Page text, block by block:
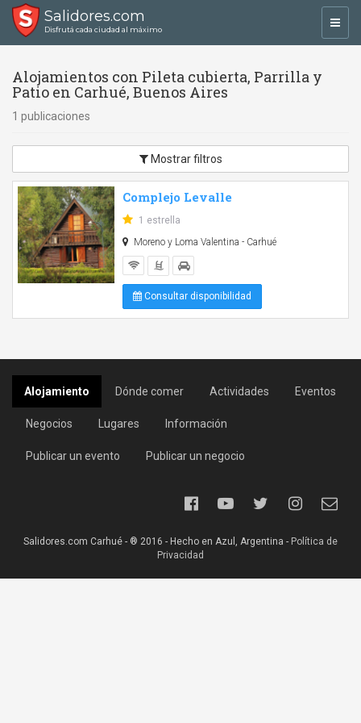
Salidores.com
Disfrutá cada ciudad al máximo
Alojamientos con Pileta cubierta, Parrilla y
Patio en Carhué, Buenos Aires
1 publicaciones
Mostrar filtros
Complejo Levalle
1 estrella
Moreno y Loma Valentina - Carhué
Consultar disponibilidad
Alojamiento Dónde comer Actividades Eventos
Negocios Lugares Información
Publicar un evento Publicar un negocio
Salidores.com Carhué - ® 2016 - Hecho en Azul, Argentina - Política de
Privacidad